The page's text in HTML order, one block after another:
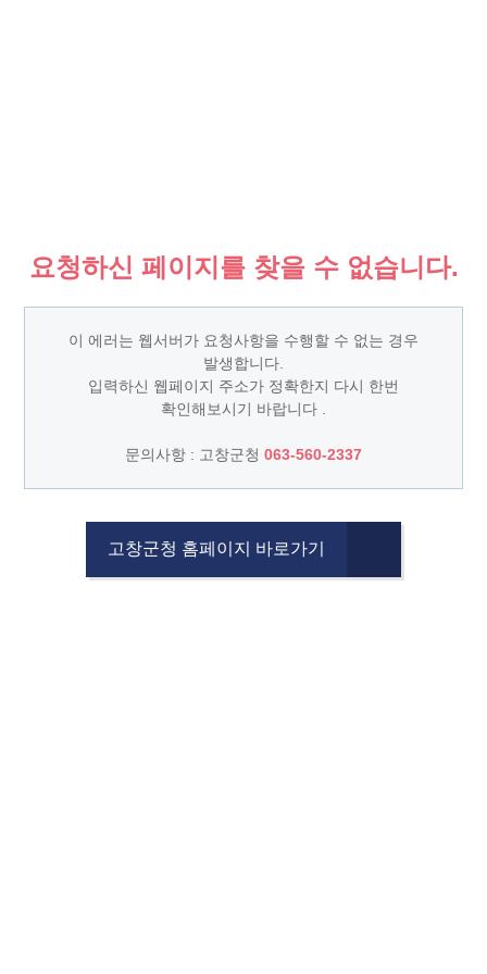
요청하신 페이지를 찾을 수 없습니다.
이 에러는 웹서버가 요청사항을 수행할 수 없는 경우
발생합니다.
입력하신 웹페이지 주소가 정확한지 다시 한번
확인해보시기 바랍니다 .
문의사항 : 고창군청 063-560-2337
고창군청 홈페이지 바로가기